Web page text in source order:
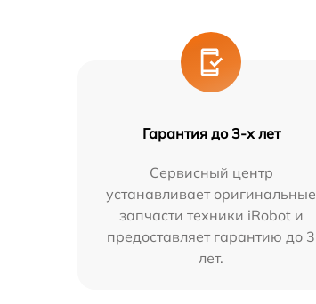
Гарантия до 3-х лет
Сервисный центр
устанавливает оригинальные
запчасти техники iRobot и
предоставляет гарантию до 3
лет.